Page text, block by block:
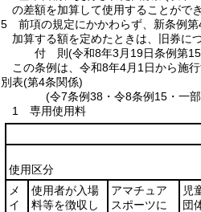
の差額を加算して使用することができ
5
前項の規定にかかわらず、新条例
加算する額を定めたときは、旧券に
付 則(令和8年3月19日条例第
この条例は、令和8年4月1日から施行
別表(第4条関係)
(令7条例38・令8条例15・一
1 専用使用料
使用区分
メ
イ
使用者が入場
料等を徴収し
アマチュア
スポーツに
児
団